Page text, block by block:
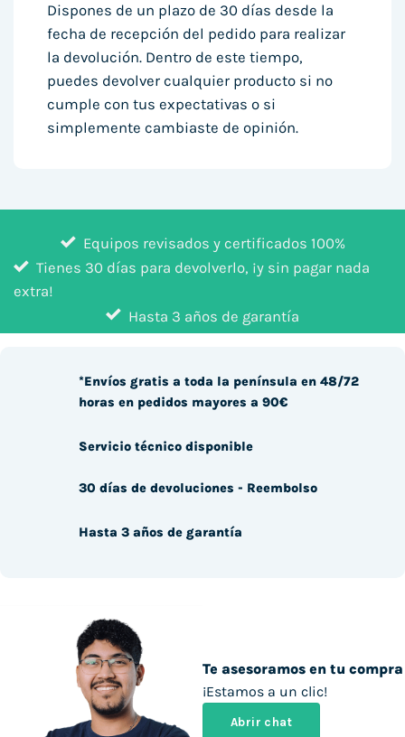
Dispones de un plazo de 30 días desde la
fecha de recepción del pedido para realizar
la devolución. Dentro de este tiempo,
puedes devolver cualquier producto si no
cumple con tus expectativas o si
simplemente cambiaste de opinión.
Equipos revisados y certificados 100%
Tienes 30 días para devolverlo, ¡y sin pagar nada
extra!
Hasta 3 años de garantía
Te asesoramos en tu compra
¡Estamos a un clic!
Abrir chat
*Envíos gratis a toda la península en 48/72
horas en pedidos mayores a 90€
Servicio técnico disponible
30 días de devoluciones - Reembolso
Hasta 3 años de garantía